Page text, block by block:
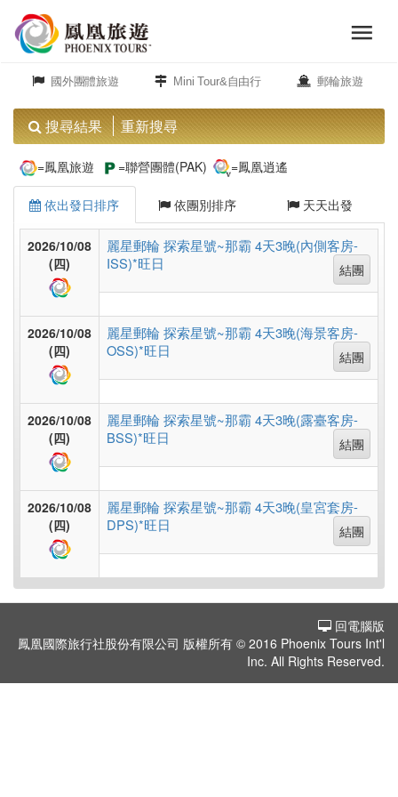
menu
國外團體旅遊 Mini Tour&自由行 郵輪旅遊
旅
道
close
歐
洲
美
島
假
村
中.
亞
搜尋結果 重新搜尋
=鳳凰旅遊 =聯營團體(PAK) =鳳凰逍遙
依出發日排序 依團別排序 天天出發
2026/10/08
(四)
麗星郵輪 探索星號~那霸 4天3晚(內側客房-
ISS)*旺日
結團
2026/10/08
(四)
麗星郵輪 探索星號~那霸 4天3晚(海景客房-
OSS)*旺日
結團
2026/10/08
(四)
麗星郵輪 探索星號~那霸 4天3晚(露臺客房-
BSS)*旺日
結團
2026/10/08
(四)
麗星郵輪 探索星號~那霸 4天3晚(皇宮套房-
DPS)*旺日
結團
回電腦版
鳳凰國際旅行社股份有限公司 版權所有 © 2016 Phoenix Tours Int'l
Inc. All Rights Reserved.